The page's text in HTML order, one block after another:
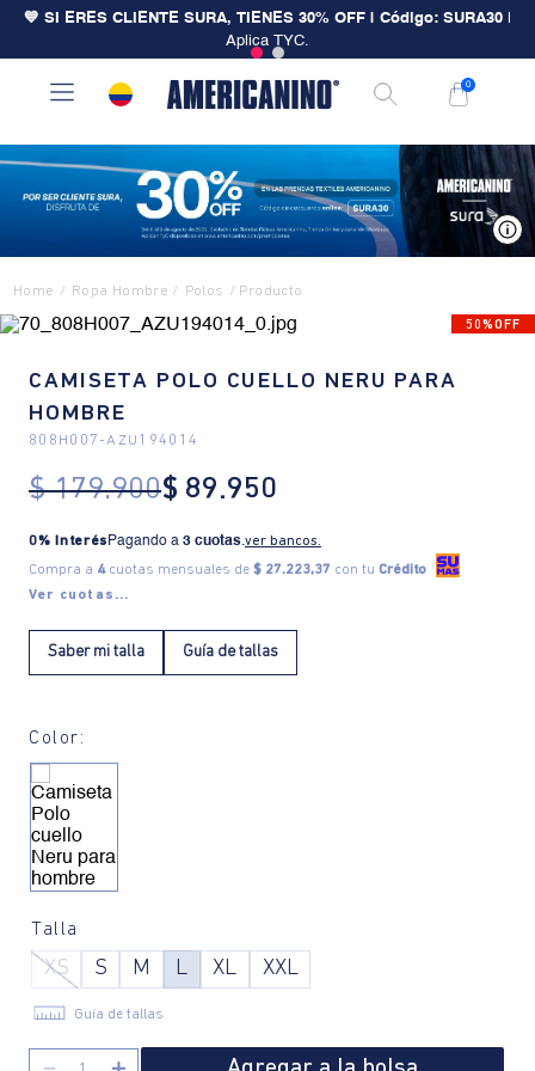
💙 SI ERES CLIENTE SURA, TIENES 30% OFF | Código: SURA30
Aplica TYC.
0
Ropa Hombre Polos
50%OFF
CAMISETA POLO CUELLO NERU PARA
HOMBRE
808H007-AZU194014
$ 179.900$ 89.950
0% Interés Pagando a 3 cuotas.ver bancos.
Compra a 4cuotas mensuales de $ 27.223,37 con tu Crédito
Ver cuotas...
Saber mi talla Guía de tallas
Color:
Talla
XS S M L XL XXL
Guía de tallas